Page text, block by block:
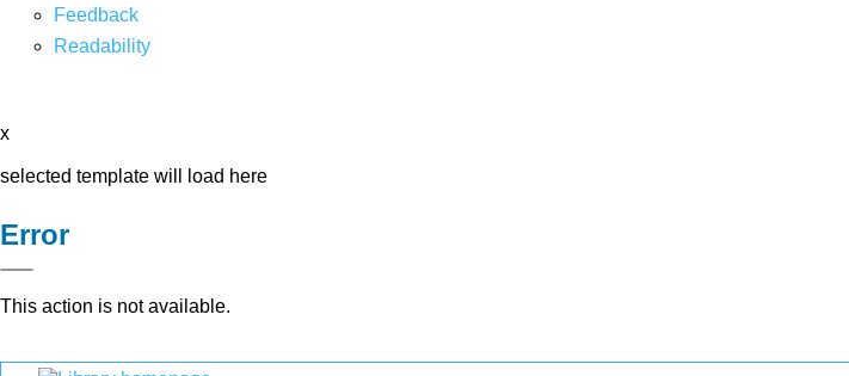
Feedback
Readability
x
selected template will load here
Error
This action is not available.